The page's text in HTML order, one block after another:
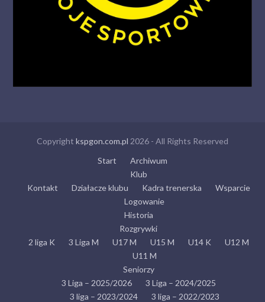
Copyright kspgon.com.pl 2026 - All Rights Reserved
Start
Archiwum
Klub
Kontakt
Działacze klubu Kadra trenerska
Wsparcie
Logowanie
Historia
Rozgrywki
2 liga K
3 Liga M U17 M U15 M U14 K
U12 M
U11 M
Seniorzy
3 Liga – 2025/2026
3 Liga – 2024/2025
3 liga – 2023/2024
3 liga – 2022/2023